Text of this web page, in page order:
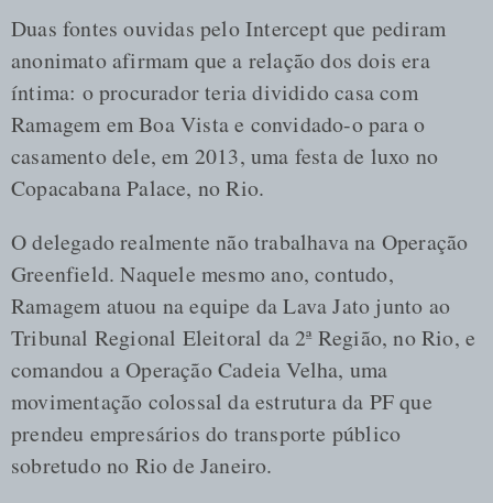
Duas fontes ouvidas pelo Intercept que pediram
anonimato afirmam que a relação dos dois era
íntima: o procurador teria dividido casa com
Ramagem em Boa Vista e convidado-o para o
casamento dele, em 2013, uma festa de luxo no
Copacabana Palace, no Rio.
O delegado realmente não trabalhava na Operação
Greenfield. Naquele mesmo ano, contudo,
Ramagem atuou na equipe da Lava Jato junto ao
Tribunal Regional Eleitoral da 2ª Região, no Rio, e
comandou a Operação Cadeia Velha, uma
movimentação colossal da estrutura da PF que
prendeu empresários do transporte público
sobretudo no Rio de Janeiro.